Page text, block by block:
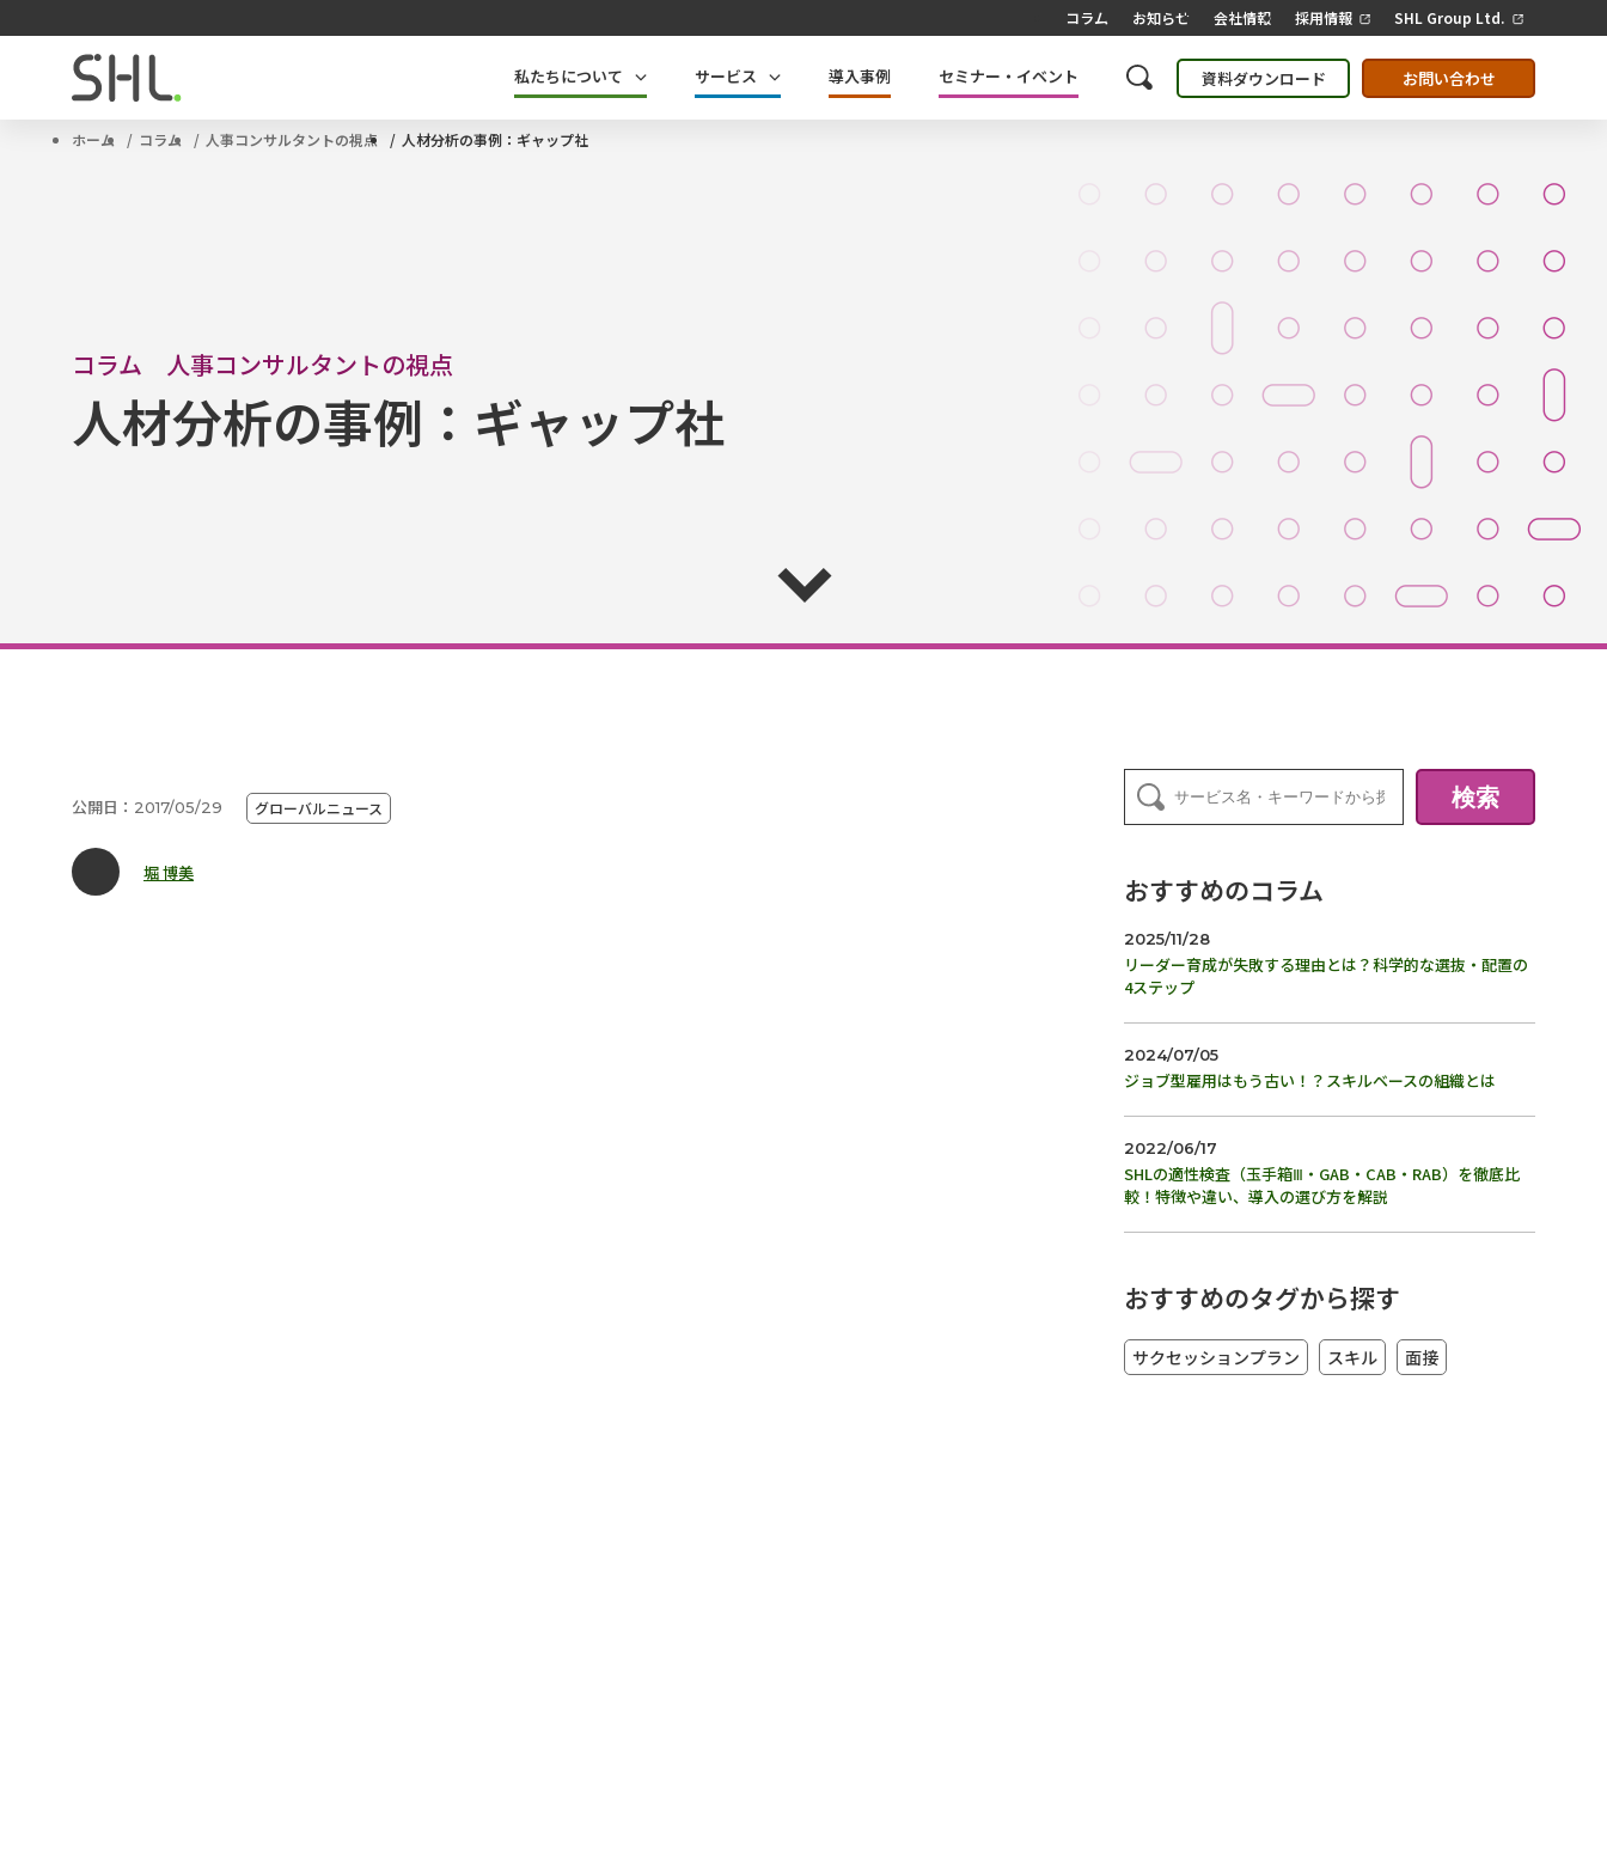
コラム お知らせ 会社情報 採用情報 SHL Group Ltd.
私たちについて サービス 導入事例 セミナー・イベント 資料ダウンロード お問い合わせ
ホーム コラム 人事コンサルタントの視点 人材分析の事例：ギャップ社
コラム 人事コンサルタントの視点
人材分析の事例：ギャップ社
公開日：2017/05/29 グローバルニュース
堀 博美
検索
おすすめのコラム
2025/11/28
リーダー育成が失敗する理由とは？科学的な選抜・配置の
4ステップ
2024/07/05
ジョブ型雇用はもう古い！？スキルベースの組織とは
2022/06/17
SHLの適性検査（玉手箱Ⅲ・GAB・CAB・RAB）を徹底比
較！特徴や違い、導入の選び方を解説
おすすめのタグから探す
サクセッションプラン スキル 面接